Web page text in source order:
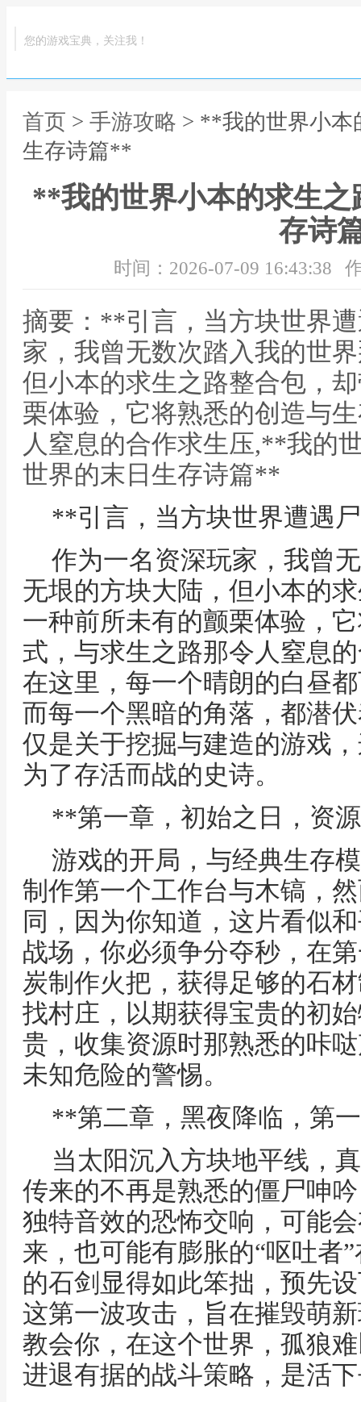
您的游戏宝典，关注我！
首页 > 手游攻略 > **我的世界小本
生存诗篇**
**我的世界小本的求生
存诗
时间：2026-07-09 16:43:38
摘要：**引言，当方块世界
家，我曾无数次踏入我的世
但小本的求生之路整合包，
栗体验，它将熟悉的创造与
人窒息的合作求生压,**我的
世界的末日生存诗篇**
**引言，当方块世界遭遇
作为一名资深玩家，我曾
无垠的方块大陆，但小本的
一种前所未有的颤栗体验，
式，与求生之路那令人窒息
在这里，每一个晴朗的白昼
而每一个黑暗的角落，都潜
仅是关于挖掘与建造的游戏
为了存活而战的史诗。
**第一章，初始之日，资
游戏的开局，与经典生存
制作第一个工作台与木镐，
同，因为你知道，这片看似
战场，你必须争分夺秒，在
炭制作火把，获得足够的石
找村庄，以期获得宝贵的初
贵，收集资源时那熟悉的咔
未知危险的警惕。
**第二章，黑夜降临，第
当太阳沉入方块地平线，
传来的不再是熟悉的僵尸呻
独特音效的恐怖交响，可能
来，也可能有膨胀的“呕吐者
的石剑显得如此笨拙，预先
这第一波攻击，旨在摧毁萌
教会你，在这个世界，孤狼
进退有据的战斗策略，是活